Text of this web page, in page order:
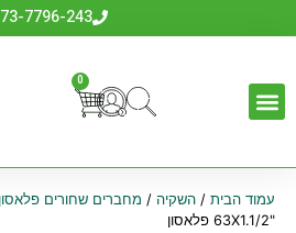
7796-243
0
עמוד הבית/ השקיה / מחברים שחורים פלאסון
"63X1.1/2 פלאסון